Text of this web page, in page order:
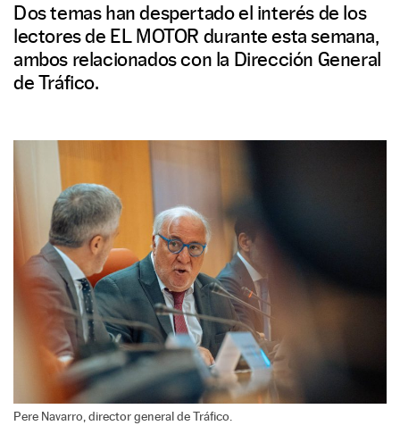
Dos temas han despertado el interés de los
lectores de EL MOTOR durante esta semana,
ambos relacionados con la Dirección General
de Tráfico.
Pere Navarro, director general de Tráfico.